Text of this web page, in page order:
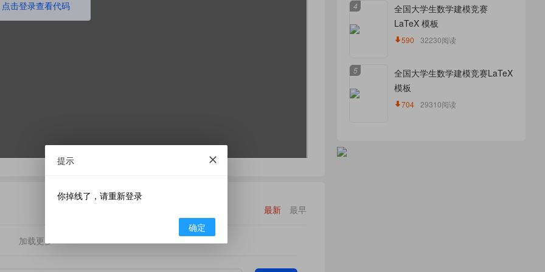
点击登录查看代码
最新 最早
加载更多
4
全国大学生数学建模竞赛
LaTeX 模板
590 32230阅读
5
全国大学生数学建模竞赛LaTeX
模板
704 29310阅读
提示
你掉线了，请重新登录
确定